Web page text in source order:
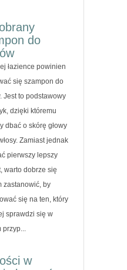
do
łazience powinien
się szampon do
Jest to podstawowy
dzięki któremu
dbać o skórę głowy
Zamiast jednak
pierwszy lepszy
warto dobrze się
zastanowić, by
się na ten, który
sprawdzi się w
w